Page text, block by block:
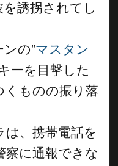
誘拐されてし
の”マスタン
ーを目撃した
くものの振り落
、携帯電話を
察に通報できな